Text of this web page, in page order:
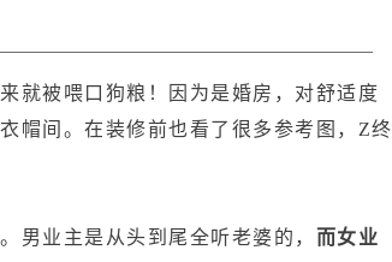
就被喂口狗粮！因为是婚房，对舒适度
帽间。在装修前也看了很多参考图，Z终
男业主是从头到尾全听老婆的， 而女业